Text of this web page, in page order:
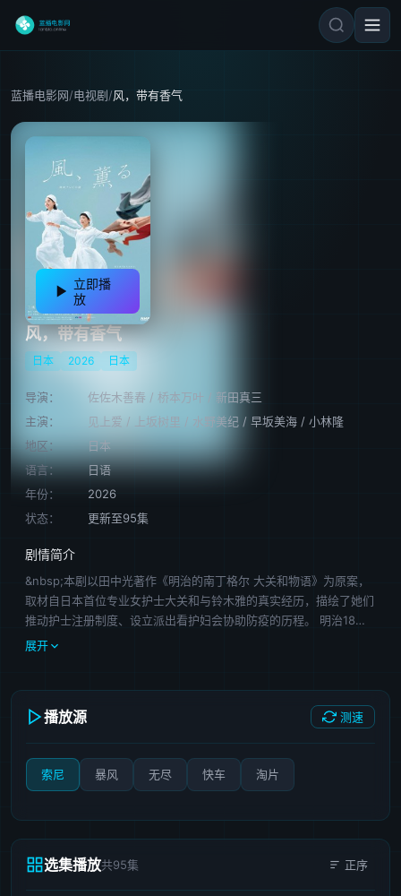
蓝播电影网/电视剧/风，带有香气
立即播
放
风，带有香气
日本 2026 日本
导演： 佐佐木善春 / 桥本万叶 / 新田真三
主演：
见上爱 / 上坂树里 / 水野美纪 / 早坂美海 / 小林隆
地区：
日本
语言：
日语
年份：
2026
状态：
更新至95集
剧情简介
&nbsp;本剧以田中光著作《明治的南丁格尔 大关和物语》为原案，
取材自日本首位专业女护士大关和与铃木雅的真实经历，描绘了她们
推动护士注册制度、设立派出看护妇会协助防疫的历程。 明治18
年，日本首个护士培训学校成立。坎坷命运下早成单亲母亲的一之濑
后，凛和直美各自经历被逐出岗位、卷入事件等波折，却在霍乱与痢
展开
播放源 测速
索尼 暴风 无尽 快车 淘片
选集播放共95集 正序